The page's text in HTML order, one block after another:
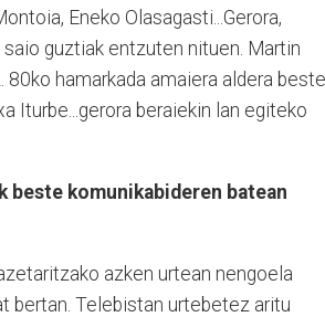
Eneko Olasagasti...Gerora,
guztiak entzuten nituen. Martin
hamarkada amaiera aldera beste
Iturbe...gerora beraiekin lan egiteko
beste komunikabideren batean
azken urtean nengoela
bertan. Telebistan urtebetez aritu